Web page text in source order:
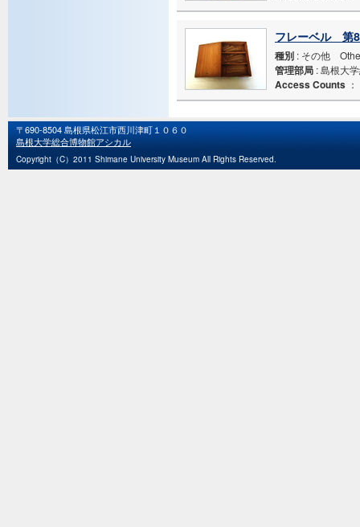
フレーベル 第8
種別 : その他
管理部局 : 島根大
Access Counts ：
〒690-8504 島根県松江市西川津町１０６０
島根大学総合博物館アシカル
Copyright（C）2011 Shimane University Museum All Rights Reserved.